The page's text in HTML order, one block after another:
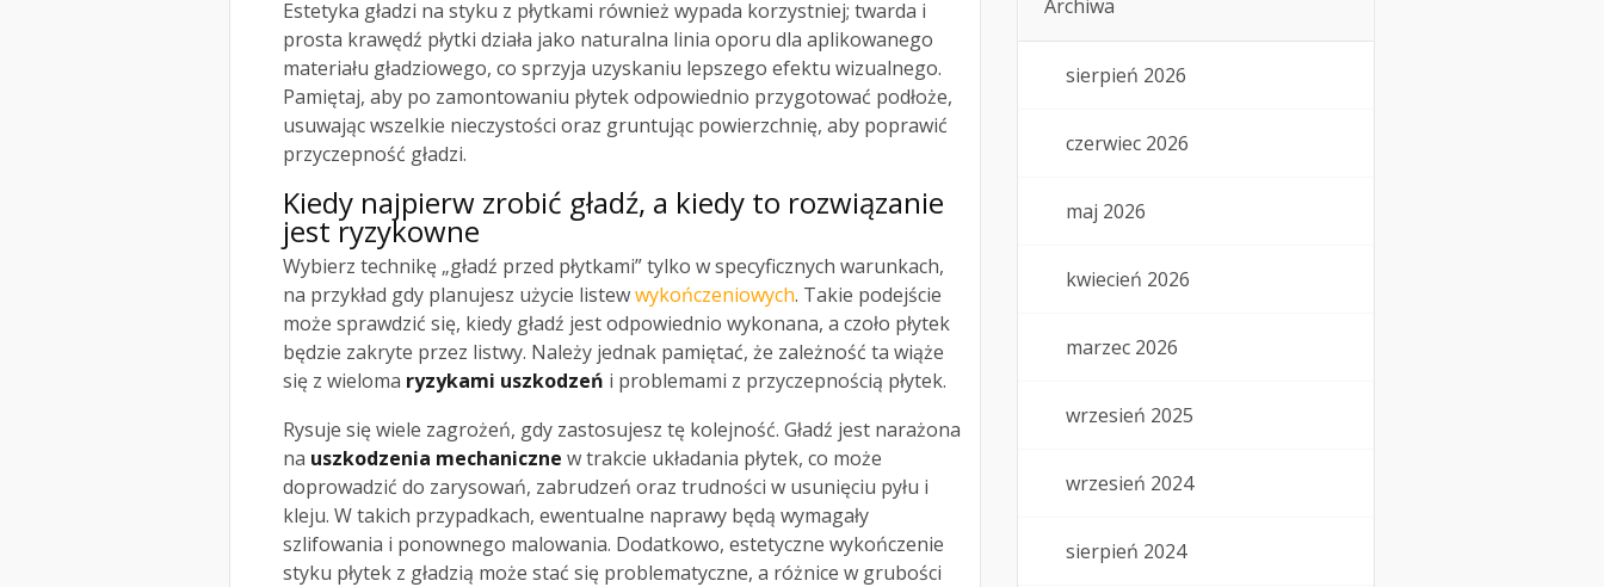
Estetyka gładzi na styku z płytkami również wypada korzystniej; twarda i
prosta krawędź płytki działa jako naturalna linia oporu dla aplikowanego
materiału gładziowego, co sprzyja uzyskaniu lepszego efektu wizualnego.
Pamiętaj, aby po zamontowaniu płytek odpowiednio przygotować podłoże,
usuwając wszelkie nieczystości oraz gruntując powierzchnię, aby poprawić
przyczepność gładzi.
Kiedy najpierw zrobić gładź, a kiedy to rozwiązanie
jest ryzykowne
Wybierz technikę „gładź przed płytkami” tylko w specyficznych warunkach,
na przykład gdy planujesz użycie listewwykończeniowych. Takie podejście
może sprawdzić się, kiedy gładź jest odpowiednio wykonana, a czoło płytek
będzie zakryte przez listwy. Należy jednak pamiętać, że zależność ta wiąże
się z wieloma ryzykami uszkodzeń i problemami z przyczepnością płytek.
Rysuje się wiele zagrożeń, gdy zastosujesz tę kolejność. Gładź jest narażona
na uszkodzenia mechaniczne w trakcie układania płytek, co może
doprowadzić do zarysowań, zabrudzeń oraz trudności w usunięciu pyłu i
kleju. W takich przypadkach, ewentualne naprawy będą wymagały
szlifowania i ponownego malowania. Dodatkowo, estetyczne wykończenie
styku płytek z gładzią może stać się problematyczne, a różnice w grubości
Archiwa
sierpień 2026
czerwiec 2026
maj 2026
kwiecień 2026
marzec 2026
wrzesień 2025
wrzesień 2024
sierpień 2024